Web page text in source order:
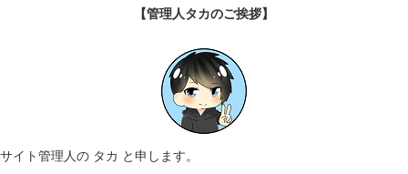
【管理人タカのご挨拶】
サイト管理人の タカ と申します。